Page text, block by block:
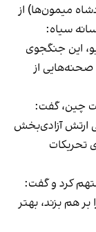
میمون‌ها) از
سیاه:
این جنگجوی
از
چین، گفت:
ارتش آزادی‌بخش
تحریکات
کرد و گفت:
هم بزند، بهتر